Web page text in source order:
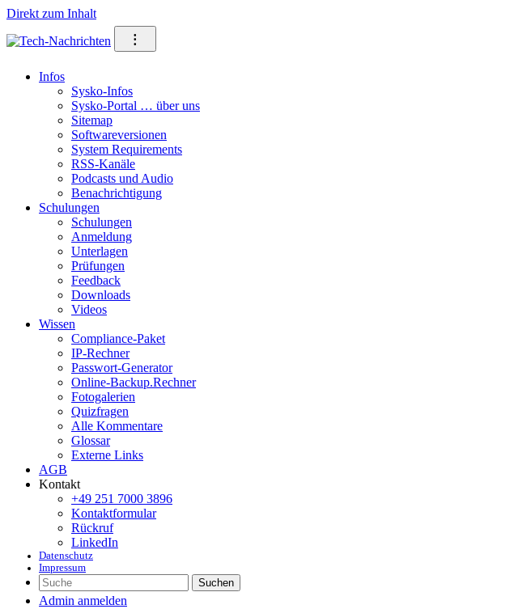
Direkt zum Inhalt
⁝
Infos
Sysko-Infos
Sysko-Portal … über uns
Sitemap
Softwareversionen
System Requirements
RSS-Kanäle
Podcasts und Audio
Benachrichtigung
Schulungen
Schulungen
Anmeldung
Unterlagen
Prüfungen
Feedback
Downloads
Videos
Wissen
Compliance-Paket
IP-Rechner
Passwort-Generator
Online-Backup.Rechner
Fotogalerien
Quizfragen
Alle Kommentare
Glossar
Externe Links
AGB
Kontakt
+49 251 7000 3896
Kontaktformular
Rückruf
LinkedIn
Datenschutz
Impressum
Suchen
Admin anmelden